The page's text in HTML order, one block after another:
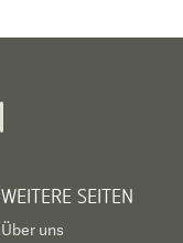
WEITERE SEITEN
Über uns